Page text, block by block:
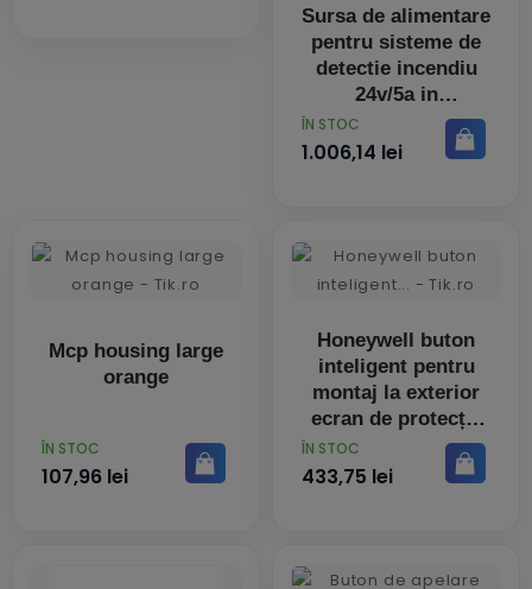
Sursa de alimentare
pentru sisteme de
detectie incendiu
24v/5a in
PRET
ÎN STOC
1.006,14 lei
Mcp housing large
orange
PRET
ÎN STOC
107,96 lei
Honeywell buton
inteligent pentru
montaj la exterior
ecran de protecție
PRET
ÎN STOC
433,75 lei